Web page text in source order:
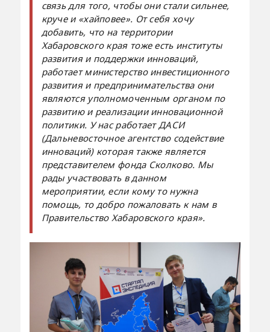
связь для того, чтобы они стали сильнее,
круче и «хайповее». От себя хочу
добавить, что на территории
Хабаровского края тоже есть институты
развития и поддержки инноваций,
работает министерство инвестиционного
развития и предпринимательства они
являются уполномоченным органом по
развитию и реализации инновационной
политики. У нас работает ДАСИ
(Дальневосточное агентство содействие
инноваций) которая также является
представителем фонда Сколково. Мы
рады участвовать в данном
мероприятии, если кому то нужна
помощь, то добро пожаловать к нам в
Правительство Хабаровского края».